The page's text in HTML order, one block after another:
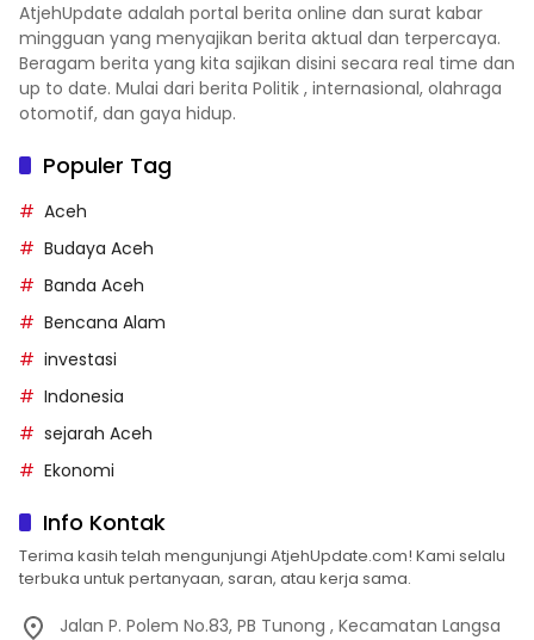
AtjehUpdate adalah portal berita online dan surat kabar
mingguan yang menyajikan berita aktual dan terpercaya.
Beragam berita yang kita sajikan disini secara real time dan
up to date. Mulai dari berita Politik , internasional, olahraga
otomotif, dan gaya hidup.
Populer Tag
Aceh
Budaya Aceh
Banda Aceh
Bencana Alam
investasi
Indonesia
sejarah Aceh
Ekonomi
Info Kontak
Terima kasih telah mengunjungi AtjehUpdate.com! Kami selalu
terbuka untuk pertanyaan, saran, atau kerja sama.
Jalan P. Polem No.83, PB Tunong , Kecamatan Langsa